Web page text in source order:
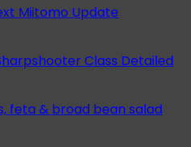
Miitomo Update
Class Detailed
feta & broad bean salad